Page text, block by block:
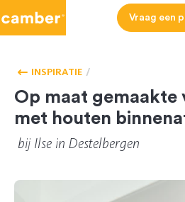
Vraag een
INSPIRATIE
Op maat gemaakte
met houten
bij Ilse in Destelbergen